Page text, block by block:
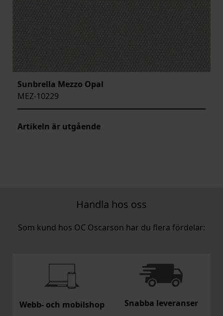
Sunbrella Mezzo Opal
MEZ-10229
Artikeln är utgående
Handla hos oss
Som kund hos OC Oscarson har du flera fördelar:
Webb- och mobilshop
Snabba leveranser